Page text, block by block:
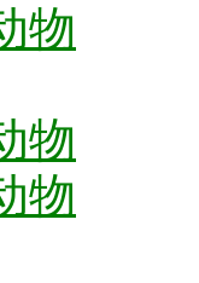
物
物
物